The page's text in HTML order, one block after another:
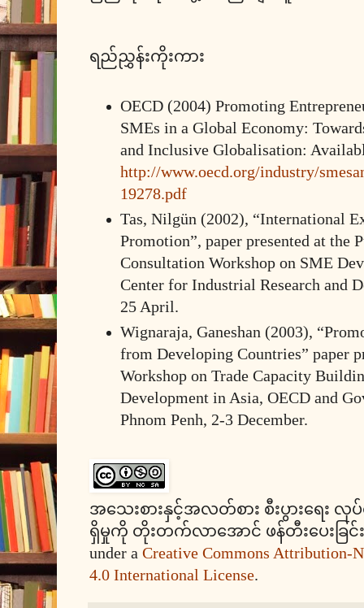
ရည်ညွှန်းကိုးကား
OECD (2004) Promoting
SMEs in a Global Economy:
and Inclusive Globalisation:
http://www.oecd.org/industry/
19278.pdf
Tas, Nilgün (2002), “International
Promotion”, paper presented at the
Consultation Workshop on SME
Center for Industrial Research and
25 April.
Wignaraja, Ganeshan (2003),
from Developing Countries” paper
Workshop on Trade Capacity
Development in Asia, OECD and
Phnom Penh, 2-3 December.
အသေးစားနှင့်အလတ်စား စီးပွားရေး လုပ်
ရှိမှုကို တိုးတက်လာအောင် ဖန်တီးပေးခြင်
under a Creative Commons Attribution-
4.0 International License.